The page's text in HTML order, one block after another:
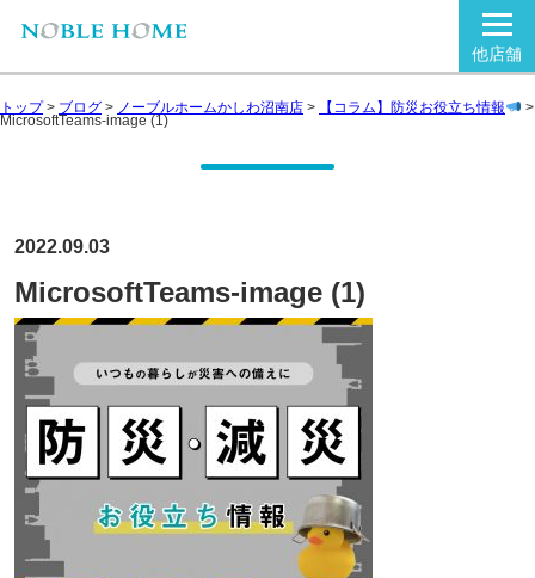
他店舗
トップ> ブログ > ノーブルホームかしわ沼南店 > 【コラム】防災お役立ち情報 >
MicrosoftTeams-image (1)
2022.09.03
MicrosoftTeams-image (1)